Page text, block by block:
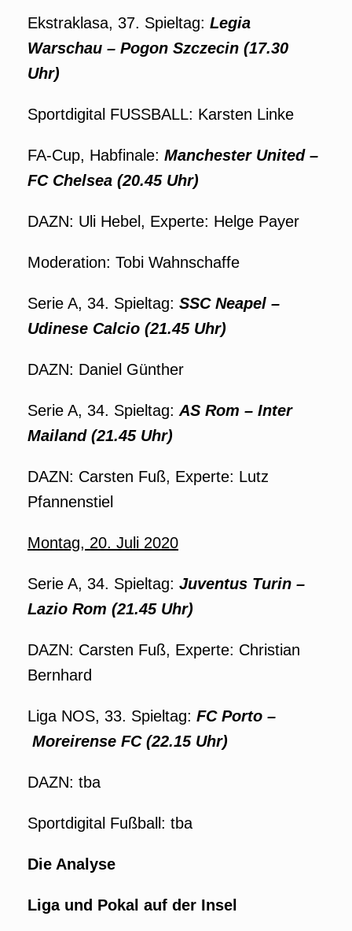
Ekstraklasa, 37. Spieltag: Legia
Warschau – Pogon Szczecin (17.30
Uhr)
Sportdigital FUSSBALL: Karsten Linke
FA-Cup, Habfinale: Manchester United –
FC Chelsea (20.45 Uhr)
DAZN: Uli Hebel, Experte: Helge Payer
Moderation: Tobi Wahnschaffe
Serie A, 34. Spieltag: SSC Neapel –
Udinese Calcio (21.45 Uhr)
DAZN: Daniel Günther
Serie A, 34. Spieltag: AS Rom – Inter
Mailand (21.45 Uhr)
DAZN: Carsten Fuß, Experte: Lutz
Pfannenstiel
Montag, 20. Juli 2020
Serie A, 34. Spieltag: Juventus Turin –
Lazio Rom (21.45 Uhr)
DAZN: Carsten Fuß, Experte: Christian
Bernhard
Liga NOS, 33. Spieltag: FC Porto –
Moreirense FC (22.15 Uhr)
DAZN: tba
Sportdigital Fußball: tba
Die Analyse
Liga und Pokal auf der Insel